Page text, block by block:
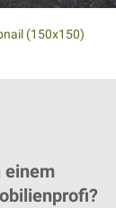
(150x150)
einem